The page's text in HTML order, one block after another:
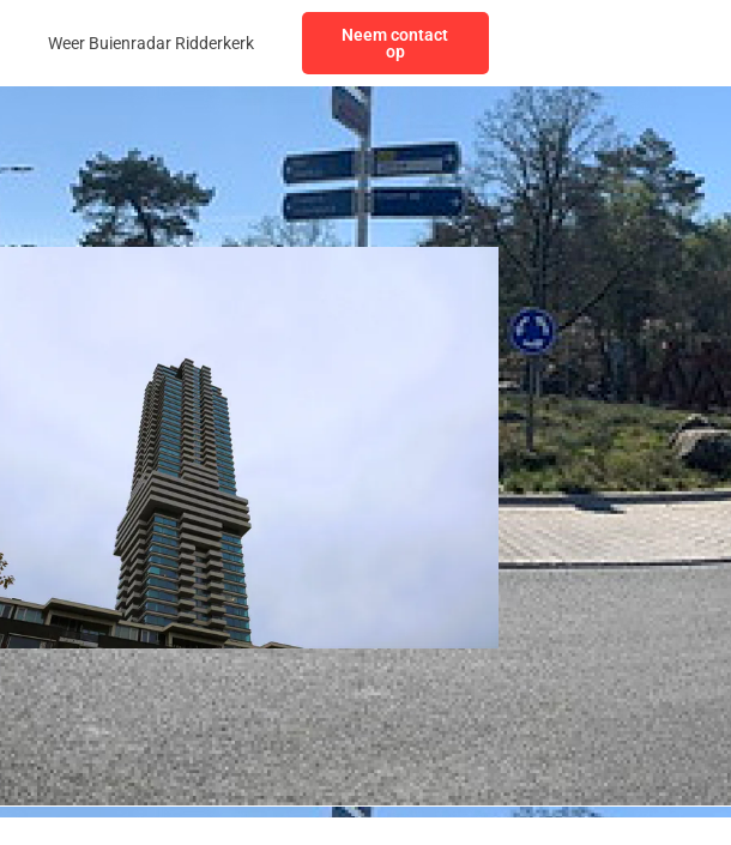
Weer Buienradar Ridderkerk
Neem contact
op